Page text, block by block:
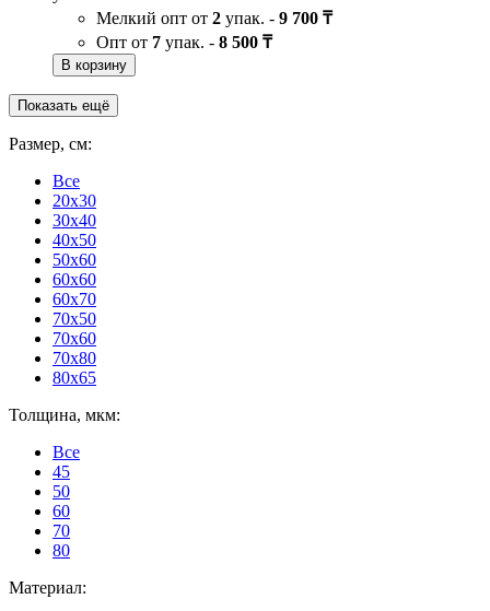
Мелкий опт от 2 упак. - 9 700 ₸
Опт от 7 упак. - 8 500 ₸
В корзину
Показать ещё
Размер, см:
Все
20x30
30x40
40x50
50x60
60x60
60x70
70x50
70x60
70x80
80x65
Толщина, мкм:
Все
45
50
60
70
80
Материал: